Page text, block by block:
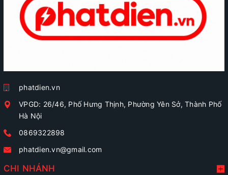
phatdien.vn
VPGD: 26/46, Phố Hưng Thịnh, Phường Yên Sở, Thành Phố
Hà Nội
0869322898
phatdien.vn@gmail.com
CHI NHÁNH